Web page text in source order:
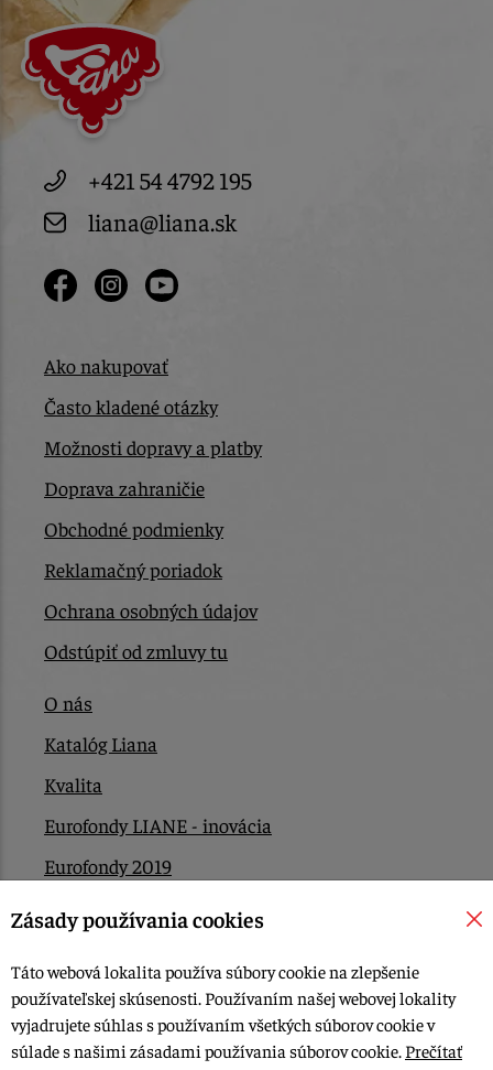
+421 54 4792 195
liana@liana.sk
Ako nakupovať
Často kladené otázky
Možnosti dopravy a platby
Doprava zahraničie
Obchodné podmienky
Reklamačný poriadok
Ochrana osobných údajov
Odstúpiť od zmluvy tu
O nás
Katalóg Liana
Kvalita
Eurofondy LIANE - inovácia
Eurofondy 2019
Eurofondy 2022/2023
Kontakt
© 2015-2026, LIANA GOLIAŠ s.r.o. všetky práva vyhradené.
Zásady používania cookies
Táto webová lokalita používa súbory cookie na zlepšenie
používateľskej skúsenosti. Používaním našej webovej lokality
vyjadrujete súhlas s používaním všetkých súborov cookie v
súlade s našimi zásadami používania súborov cookie. Prečítať